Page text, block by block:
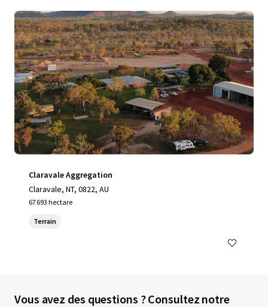
Claravale Aggregation
Claravale, NT, 0822, AU
67 693 hectare
Terrain
Vous avez des questions ? Consultez notre